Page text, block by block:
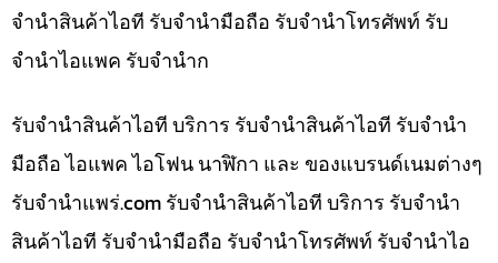
จำนำสินค้าไอที รับจำนำมือถือ รับจำนำโทรศัพท์ รับ
จำนำไอแพค รับจำนำก
รับจำนำสินค้าไอที บริการ รับจำนำสินค้าไอที รับจำนำ
มือถือ ไอแพค ไอโฟน นาฬิกา และ ของแบรนด์เนมต่างๆ
รับจํานําแพร่.com รับจำนำสินค้าไอที บริการ รับจำนำ
สินค้าไอที รับจำนำมือถือ รับจำนำโทรศัพท์ รับจำนำไอ